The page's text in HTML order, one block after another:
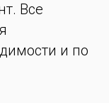
Все
и по